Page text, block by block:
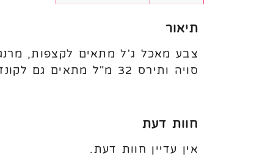
תיאור
צבע מאכל ג'ל מתאים לקצפות,
סויה ותירס 32 מ"ל מתאים גם לקונדיטורים
חוות דעת
אין עדיין חוות דעת.